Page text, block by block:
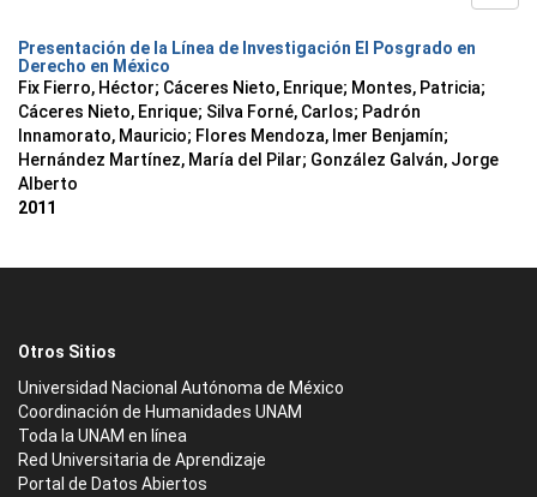
Presentación de la Línea de Investigación El Posgrado en
Derecho en México
Fix Fierro, Héctor; Cáceres Nieto, Enrique; Montes, Patricia;
Cáceres Nieto, Enrique; Silva Forné, Carlos; Padrón
Innamorato, Mauricio; Flores Mendoza, Imer Benjamín;
Hernández Martínez, María del Pilar; González Galván, Jorge
Alberto
2011
Otros Sitios
Universidad Nacional Autónoma de México
Coordinación de Humanidades UNAM
Toda la UNAM en línea
Red Universitaria de Aprendizaje
Portal de Datos Abiertos